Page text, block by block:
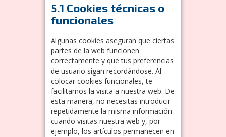
5.1 Cookies técnicas o
funcionales
Algunas cookies aseguran que ciertas
partes de la web funcionen
correctamente y que tus preferencias
de usuario sigan recordándose. Al
colocar cookies funcionales, te
facilitamos la visita a nuestra web. De
esta manera, no necesitas introducir
repetidamente la misma información
cuando visitas nuestra web y, por
ejemplo, los artículos permanecen en